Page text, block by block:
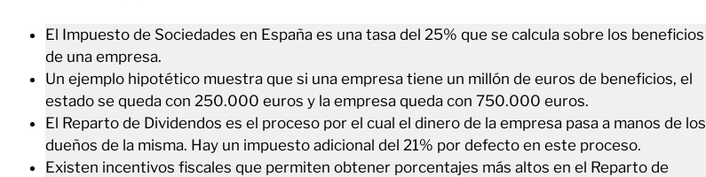
El Impuesto de Sociedades en España es una tasa del 25% que se calcula sobre los beneficios
de una empresa.
Un ejemplo hipotético muestra que si una empresa tiene un millón de euros de beneficios, el
estado se queda con 250.000 euros y la empresa queda con 750.000 euros.
El Reparto de Dividendos es el proceso por el cual el dinero de la empresa pasa a manos de los
dueños de la misma. Hay un impuesto adicional del 21% por defecto en este proceso.
Existen incentivos fiscales que permiten obtener porcentajes más altos en el Reparto de